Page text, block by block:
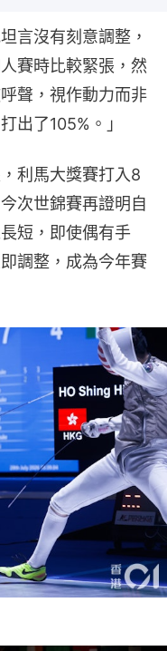
言沒有刻意調整，
賽時比較緊張，然
聲，視作動力而非
出了105%。」
利馬大獎賽打入8
次世錦賽再證明自
短，即使偶有手
調整，成為今年賽